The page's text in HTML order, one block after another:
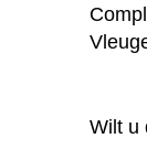
Wilt